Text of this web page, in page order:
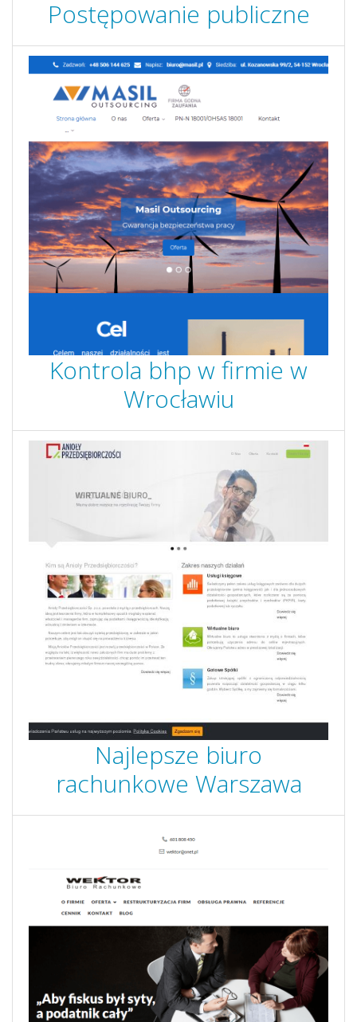
Postępowanie publiczne
Kontrola bhp w firmie w
Wrocławiu
Najlepsze biuro
rachunkowe Warszawa